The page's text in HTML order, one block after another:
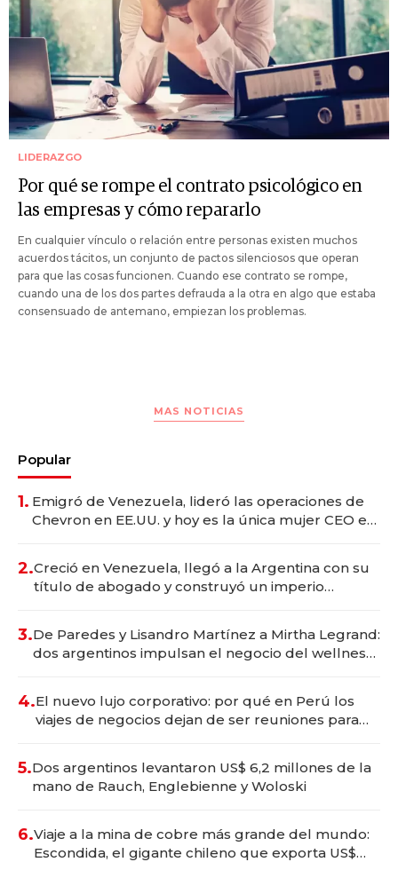
LIDERAZGO
Por qué se rompe el contrato psicológico en
las empresas y cómo repararlo
En cualquier vínculo o relación entre personas existen muchos
acuerdos tácitos, un conjunto de pactos silenciosos que operan
para que las cosas funcionen. Cuando ese contrato se rompe,
cuando una de los dos partes defrauda a la otra en algo que estaba
consensuado de antemano, empiezan los problemas.
MAS NOTICIAS
Popular
1. Emigró de Venezuela, lideró las operaciones de
Chevron en EE.UU. y hoy es la única mujer CEO en
2.Creció en Venezuela, llegó a la Argentina con su
título de abogado y construyó un imperio
3.De Paredes y Lisandro Martínez a Mirtha Legrand:
dos argentinos impulsan el negocio del wellness
4.El nuevo lujo corporativo: por qué en Perú los
viajes de negocios dejan de ser reuniones para
5.Dos argentinos levantaron US$ 6,2 millones de la
mano de Rauch, Englebienne y Woloski
6.Viaje a la mina de cobre más grande del mundo:
Escondida, el gigante chileno que exporta US$